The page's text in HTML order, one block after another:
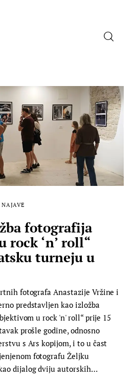
NAJAVE
fotografija
rock ‘n’ roll“
turneju u
fotografa Anastazije Vržine i
predstavljen kao izložba
u rock 'n' roll“ prije 15
prošle godine, odnosno
s Ars kopijom, i to u čast
fotografu Željku
dijalog dviju autorskih…